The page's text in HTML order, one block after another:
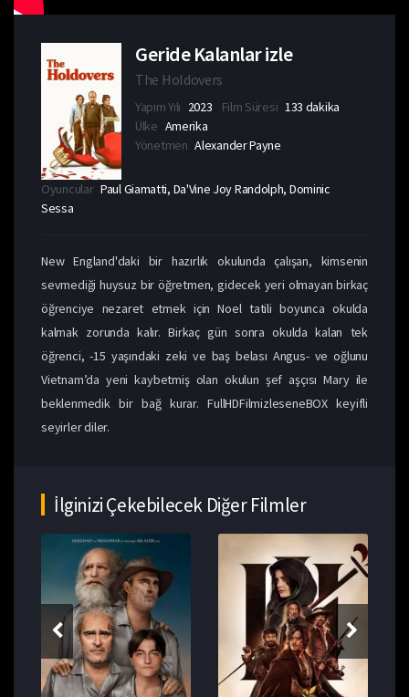
Geride Kalanlar izle
The Holdovers
Yapım Yılı 2023 Film Süresi 133 dakika
Ülke Amerika
Yönetmen Alexander Payne
Oyuncular Paul Giamatti, Da'Vine Joy Randolph, Dominic
Sessa
New England'daki bir hazırlık okulunda çalışan, kimsenin
sevmediği huysuz bir öğretmen, gidecek yeri olmayan birkaç
öğrenciye nezaret etmek için Noel tatili boyunca okulda
kalmak zorunda kalır. Birkaç gün sonra okulda kalan tek
öğrenci, -15 yaşındaki zeki ve baş belası Angus- ve oğlunu
Vietnam’da yeni kaybetmiş olan okulun şef aşçısı Mary ile
beklenmedik bir bağ kurar. FullHDFilmizleseneBOX keyifli
seyirler diler.
İlginizi Çekebilecek Diğer Filmler